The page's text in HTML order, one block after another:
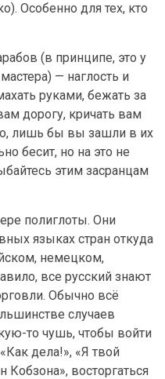
Особенно для тех, кто
(в принципе, это у
— наглость и
руками, бежать за
дорогу, кричать вам
лишь бы вы зашли в их
бесит, но на это не
этим засранцам
полиглоты. Они
языках стран откуда
немецком,
все русский знают
Обычно всё
случаев
то чушь, чтобы войти
дела!», «Я твой
восторгаться